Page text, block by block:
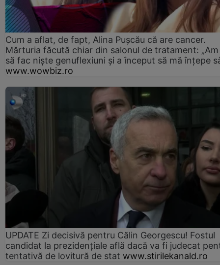
Cum a aflat, de fapt, Alina Pușcău că are cancer.
Mărturia făcută chiar din salonul de tratament:
să fac niște genuflexiuni și a început să mă înțepe
www.wowbiz.ro
UPDATE Zi decisivă pentru Călin Georgescu! Fostul
candidat la prezidențiale află dacă va fi judecat
tentativă de lovitură de stat www.stirilekanald.ro